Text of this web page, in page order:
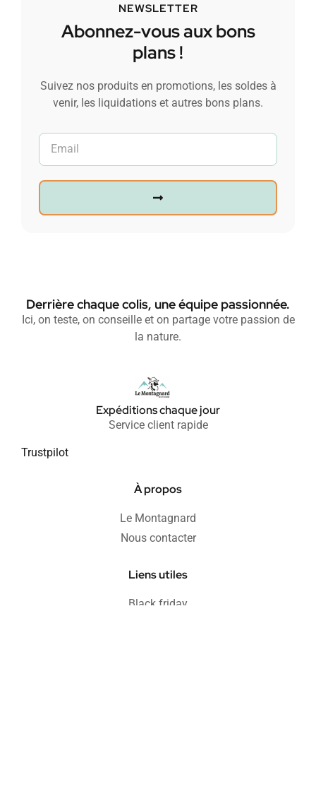
NEWSLETTER
Abonnez-vous aux bons
plans !
Suivez nos produits en promotions, les soldes à
venir, les liquidations et autres bons plans.
Derrière chaque colis, une équipe passionnée.
Ici, on teste, on conseille et on partage votre passion de
la nature.
Expéditions chaque jour
Service client rapide
Trustpilot
À propos
Le Montagnard
Nous contacter
Liens utiles
Black friday